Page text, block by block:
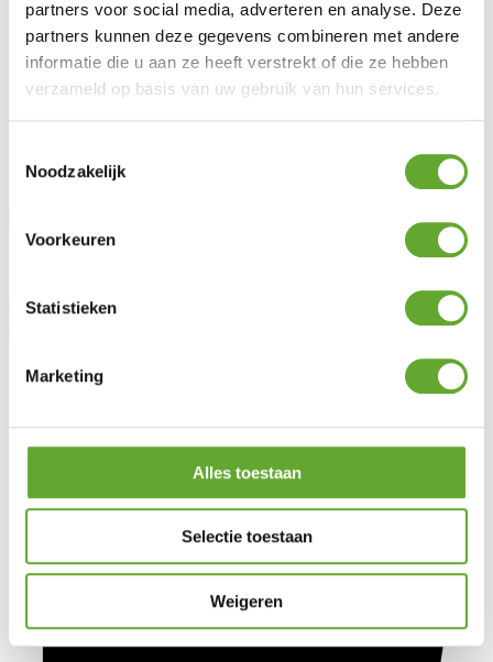
partners voor social media, adverteren en analyse. Deze
partners kunnen deze gegevens combineren met andere
informatie die u aan ze heeft verstrekt of die ze hebben
verzameld op basis van uw gebruik van hun services.
Noodzakelijk
Voorkeuren
Statistieken
Marketing
Alles toestaan
Selectie toestaan
Weigeren
MR Solar
Over ons
Nieuws
Blijf op de hoogte
Aanhef